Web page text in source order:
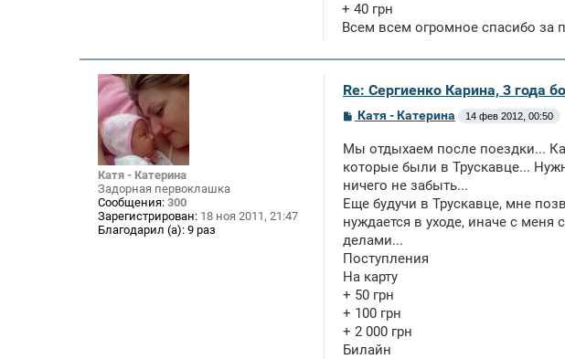
+ 40 грн
Всем всем огромное спасибо за
Катя - Катерина
Задорная первоклашка
Сообщения: 300
Зарегистрирован: 18 ноя 2011, 21:47
Благодарил (а): 9 раз
Re: Сергиенко Карина, 3 года
С
б
щ
н
и
Катя - Катерина 14 фев 2012, 00:50
Мы отдыхаем после поездки...
которые были в Трускавце...
ничего не забыть...
Еще будучи в Трускавце, мне
нуждается в уходе, иначе с
делами...
Поступления
На карту
+ 50 грн
+ 100 грн
+ 2 000 грн
Билайн